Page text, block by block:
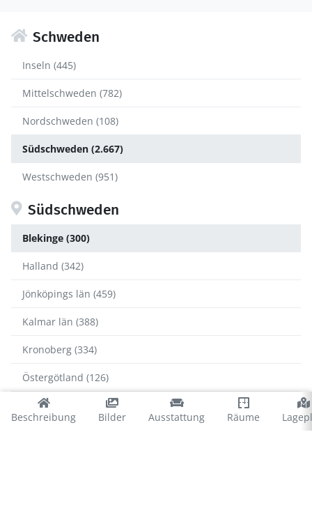
Beschreibung Bilder Ausstattung Räume
Schweden
Inseln (445)
Mittelschweden (782)
Nordschweden (108)
Südschweden (2.667)
Westschweden (951)
Südschweden
Blekinge (300)
Halland (342)
Jönköpings län (459)
Kalmar län (388)
Kronoberg (334)
Östergötland (126)
Skåne (718)